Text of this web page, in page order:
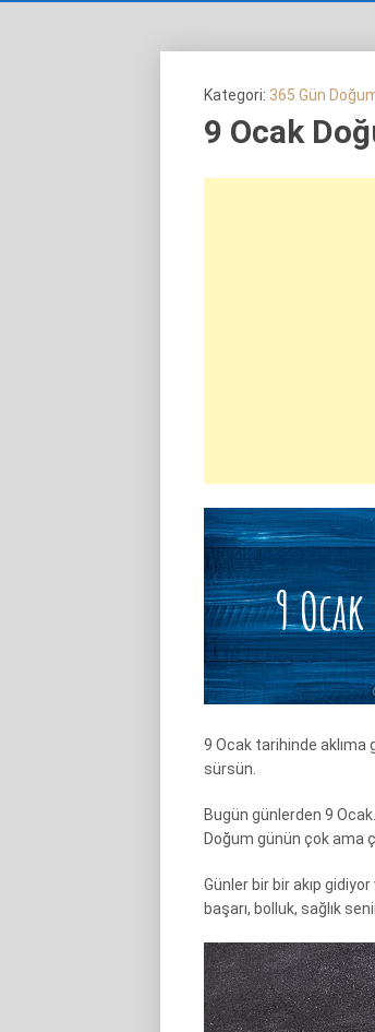
Kategori: 365 Gün
9 Ocak
9 Ocak tarihinde aklıma
sürsün.
Bugün günlerden 9
Doğum günün çok ama
Günler bir bir akıp
başarı, bolluk, sağlık